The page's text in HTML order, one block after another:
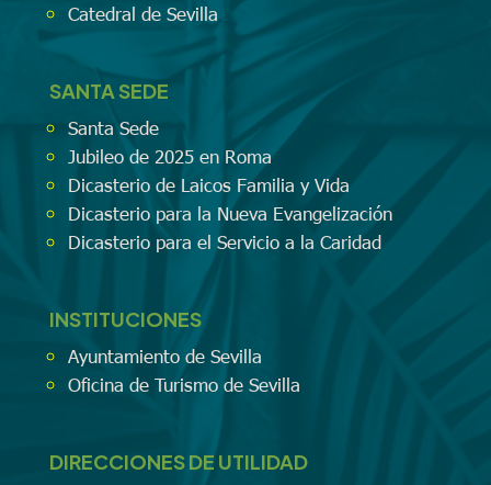
Catedral de Sevilla
SANTA SEDE
Santa Sede
Jubileo de 2025 en Roma
Dicasterio de Laicos Familia y Vida
Dicasterio para la Nueva Evangelización
Dicasterio para el Servicio a la Caridad
INSTITUCIONES
Ayuntamiento de Sevilla
Oficina de Turismo de Sevilla
DIRECCIONES DE UTILIDAD